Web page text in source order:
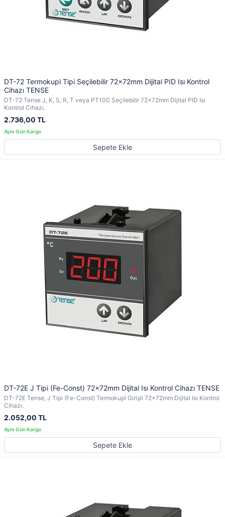
DT-72 Termokupl Tipi Seçilebilir 72x72mm Dijital PID Isı Kontrol
Cihazı TENSE
DT-72 Tense J, K, S, R, T veya PT100 Seçilebilir 72x72mm Dijital PID Isı
Kontrol Cihazı.
2.736,00 TL
Sepete Ekle
DT-72E J Tipi (Fe-Const) 72x72mm Dijital Isı Kontrol Cihazı TENSE
DT-72E Tense, J Tipi (Fe-Const) Termokupl Girişli 72x72mm Dijital Isı Kontrol
Cihazı.
2.052,00 TL
Sepete Ekle